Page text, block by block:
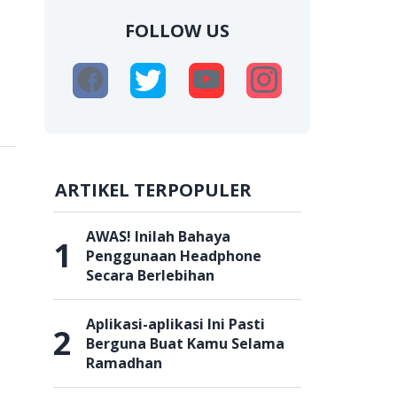
FOLLOW US
ARTIKEL TERPOPULER
1
AWAS! Inilah Bahaya
Penggunaan Headphone
Secara Berlebihan
2
Aplikasi-aplikasi Ini Pasti
Berguna Buat Kamu Selama
Ramadhan